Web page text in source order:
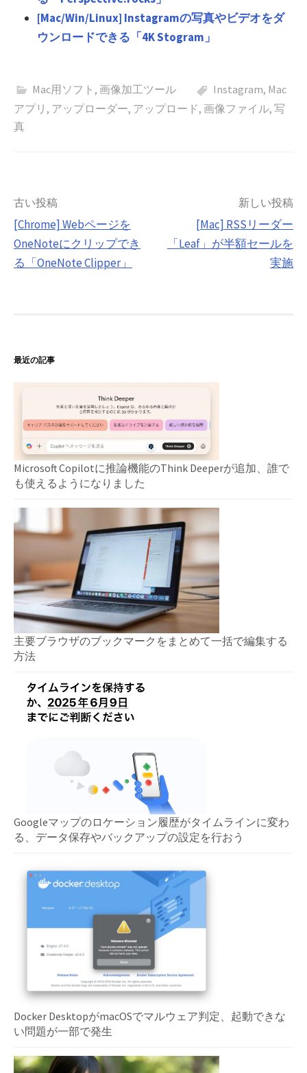
[Mac/Win/Linux] Instagramの写真やビデオをダ
ウンロードできる「4K Stogram」
Mac用ソフト , 画像加工ツール Instagram, Mac
アプリ , アップローダー, アップロード, 画像ファイル, 写
真
投
稿
ナ
シ
ョ
古い投稿
[Chrome] Webページを
OneNoteにクリップでき
る「OneNote Clipper」
新しい投稿
[Mac] RSSリーダー
「Leaf」が半額セールを
実施
最近の記事
Microsoft Copilotに推論機能のThink Deeperが追加、誰で
も使えるようになりました
主要ブラウザのブックマークをまとめて一括で編集する
方法
Googleマップのロケーション履歴がタイムラインに変わ
る、データ保存やバックアップの設定を行おう
Docker DesktopがmacOSでマルウェア判定、起動できな
い問題が一部で発生